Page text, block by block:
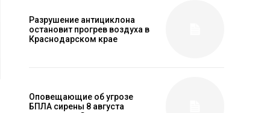
Разрушение антициклона
остановит прогрев воздуха в
Краснодарском крае
Оповещающие об угрозе
БПЛА сирены 8 августа